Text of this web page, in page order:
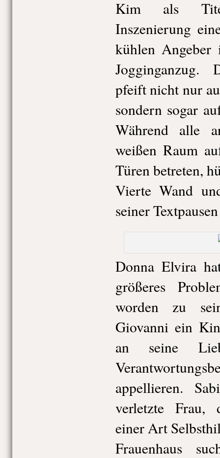
Kim als
Inszenierung
kühlen Angeber
Jogginganzug.
pfeift nicht nur
sondern sogar
Während alle
weißen Raum
Türen betreten,
Vierte Wand
seiner
Donna Elvira
größeres
worden zu
Giovanni ein
an seine
appellieren.
verletzte Frau,
einer Art
Frauenhaus